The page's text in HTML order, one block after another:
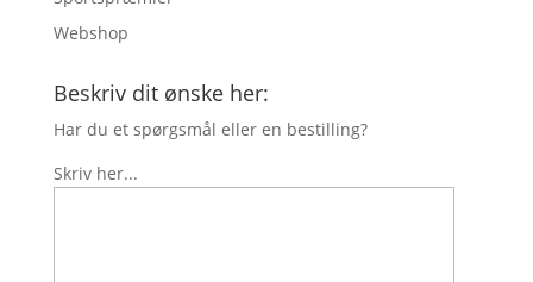
Webshop
Beskriv dit ønske her:
Har du et spørgsmål eller en bestilling?
Skriv her...